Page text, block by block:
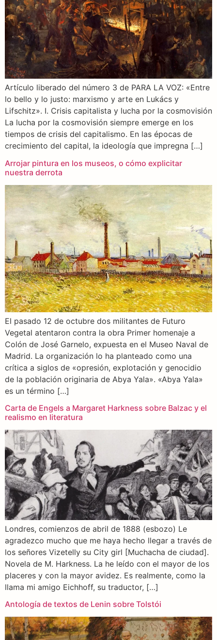
Artículo liberado del número 3 de PARA LA VOZ: «Entre
lo bello y lo justo: marxismo y arte en Lukács y
Lifschitz». I. Crisis capitalista y lucha por la cosmovisión
La lucha por la cosmovisión siempre emerge en los
tiempos de crisis del capitalismo. En las épocas de
crecimiento del capital, la ideología que impregna […]
Arrojar pintura en los museos, o cómo explicitar
nuestra derrota
El pasado 12 de octubre dos militantes de Futuro
Vegetal atentaron contra la obra Primer homenaje a
Colón de José Garnelo, expuesta en el Museo Naval de
Madrid. La organización lo ha planteado como una
crítica a siglos de «opresión, explotación y genocidio
de la población originaria de Abya Yala». «Abya Yala»
es un término […]
Carta de Engels a Margaret Harkness sobre Balzac y el
realismo en literatura
Londres, comienzos de abril de 1888 (esbozo) Le
agradezco mucho que me haya hecho llegar a través de
los señores Vizetelly su City girl [Muchacha de ciudad].
Novela de M. Harkness. La he leído con el mayor de los
placeres y con la mayor avidez. Es realmente, como la
llama mi amigo Eichhoff, su traductor, […]
Antología de textos de Lenin sobre Tolstói